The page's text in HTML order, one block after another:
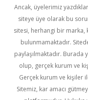
Ancak, üyelerimiz
siteye üye olarak bu
sitesi, herhangi bir marka,
bulunmamaktadır.
paylaşılmaktadır. Burada
olup, gerçek kurum ve
Gerçek kurum ve kişiler
Sitemiz, kar amacı